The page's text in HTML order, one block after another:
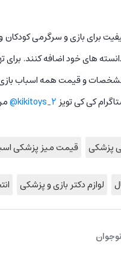
برای بازی و سرگرمی کودکان
های خود اضافه کنند.
مشخصات و قیمت همه اسباب
کی کی تویزkikitoys_2@
پزشکی قیمت میز پزشکی
لوازم دکتر بازی و پزشکی